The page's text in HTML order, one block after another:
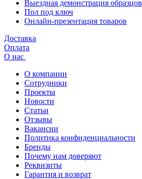
Выездная демонстрация образцов
Пол под ключ
Онлайн-презентация товаров
Доставка
Оплата
О нас
О компании
Сотрудники
Проекты
Новости
Статьи
Отзывы
Вакансии
Политика конфиденциальности
Бренды
Почему нам доверяют
Реквизиты
Гарантия и возврат